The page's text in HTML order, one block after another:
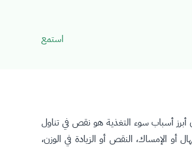
استمع
أسباب سوء التغذية هو نقص في تناول
الإمساك، النقص أو الزيادة في الوزن،